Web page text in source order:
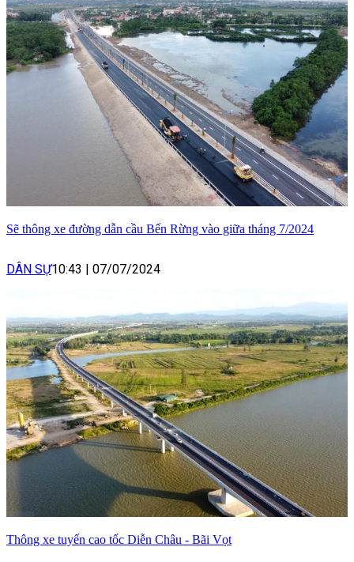
Sẽ thông xe đường dẫn cầu Bến Rừng vào giữa tháng 7/2024
DÂN SỰ10:43 | 07/07/2024
Thông xe tuyến cao tốc Diễn Châu - Bãi Vọt